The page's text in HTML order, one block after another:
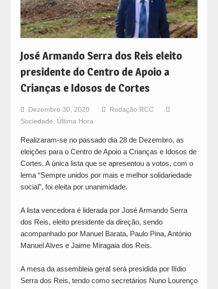
José Armando Serra dos Reis eleito
presidente do Centro de Apoio a
Crianças e Idosos de Cortes
Dezembro 30, 2020
Redação RCC
Sociedade
Última Hora
Realizaram-se no passado dia 28 de Dezembro, as
eleições para o Centro de Apoio a Crianças e Idosos de
Cortes. A única lista que se apresentou a votos, com o
lema “Sempre unidos por mais e melhor solidariedade
social”, foi eleita por unanimidade.
A lista vencedora é liderada por José Armando Serra
dos Reis, eleito presidente da direção, sendo
acompanhado por Manuel Barata, Paulo Pina, António
Manuel Alves e Jaime Miragaia dos Reis.
A mesa da assembleia geral será presidida por Ilídio
Serra dos Reis, tendo como secretários Nuno Lourenço